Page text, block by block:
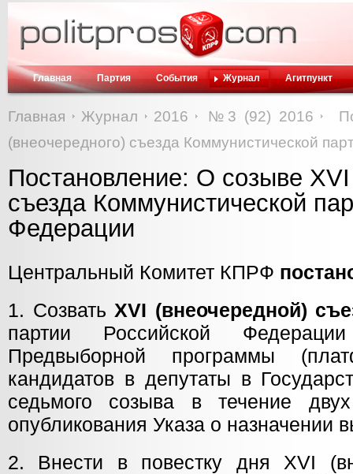
Главная Партия События Журнал Агитпункт
Главная Журнал 2016 №3 (92) 2016
(внеочередного) съезда Коммунистической
Постановление: О созыве XVI
съезда Коммунистической
Федерации
Центральный Комитет КПРФ
1. Созвать XVI (внеочередной)
партии Российской
Предвыборной программы
кандидатов в депутаты в
седьмого созыва в течение
опубликования Указа о назначении
2. Внести в повестку дня XVI